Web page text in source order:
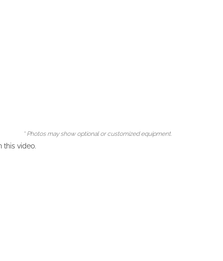
* Photos may show optional or customized equipment.
this video.